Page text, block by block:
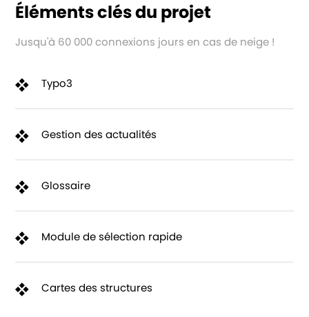
Éléments clés du projet
Jusqu'à 60 000 connexions jours en cas de neige !
Typo3
Gestion des actualités
Glossaire
Module de sélection rapide
Cartes des structures